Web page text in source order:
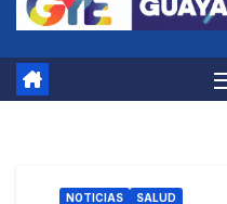
NOTICIAS SALUD